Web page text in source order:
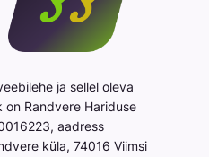
ja sellel oleva
Randvere Hariduse
aadress
küla, 74016 Viimsi